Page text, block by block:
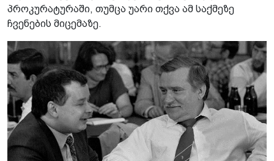
პროკურატურაში, თუმცა უარი თქვა ამ საქმეზე
ჩვენების მიცემაზე.